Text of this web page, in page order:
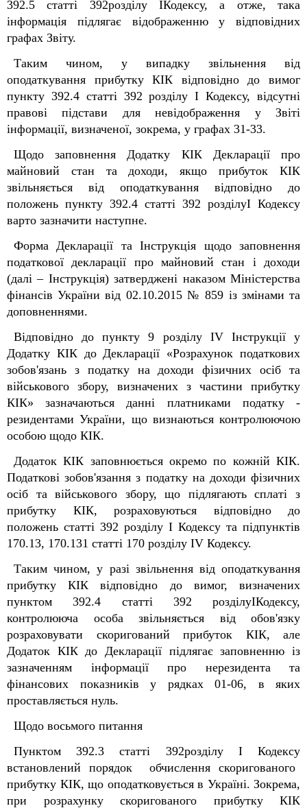
392.5 статті 392розділу IКодексу, а отже, така
інформація підлягає відображенню у відповідних
графах Звіту.
Таким чином, у випадку звільнення від
оподаткування прибутку КІК відповідно до вимог
пункту 392.4 статті 392 розділу І Кодексу, відсутні
правові підстави для невідображення у Звіті
інформації, визначеної, зокрема, у графах 31-33.
Щодо заповнення Додатку КІК Декларації про
майновий стан та доходи, якщо прибуток КІК
звільняється від оподаткування відповідно до
положень пункту 392.4 статті 392 розділуI Кодексу
варто зазначити наступне.
Форма Декларації та Інструкція щодо заповнення
податкової декларації про майновий стан і доходи
(далі – Інструкція) затверджені наказом Міністерства
фінансів України від 02.10.2015 № 859 із змінами та
доповненнями.
Відповідно до пункту 9 розділу ІV Інструкції у
Додатку КІК до Декларації «Розрахунок податкових
зобов'язань з податку на доходи фізичних осіб та
військового збору, визначених з частини прибутку
КІК» зазначаються данні платниками податку -
резидентами України, що визнаються контролюючою
особою щодо КІК.
Додаток КІК заповнюється окремо по кожній КІК.
Податкові зобов'язання з податку на доходи фізичних
осіб та військового збору, що підлягають сплаті з
прибутку КІК, розраховуються відповідно до
положень статті 392 розділу I Кодексу та підпунктів
170.13, 170.131 статті 170 розділу IV Кодексу.
Таким чином, у разі звільнення від оподаткування
прибутку КІК відповідно до вимог, визначених
пунктом 392.4 статті 392 розділуIКодексу,
контролююча особа звільняється від обов'язку
розраховувати скоригований прибуток КІК, але
Додаток КІК до Декларації підлягає заповненню із
зазначенням інформації про нерезидента та
фінансових показників у рядках 01-06, в яких
проставляється нуль.
Щодо восьмого питання
Пунктом392.3 статті 392розділу I Кодексу
встановлений порядок обчислення скоригованого
прибутку КІК, що оподатковується в Україні. Зокрема,
при розрахунку скоригованого прибутку КІК